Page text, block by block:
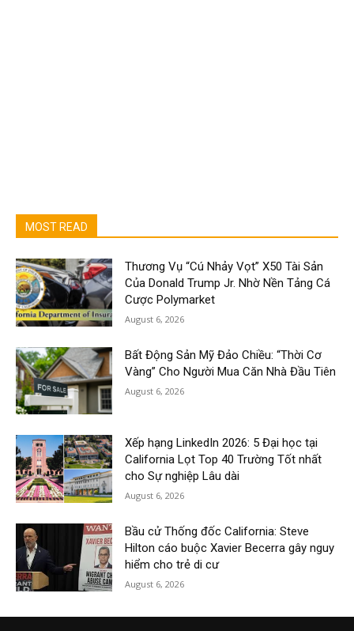
MOST READ
Thương Vụ “Cú Nhảy Vọt” X50 Tài Sản
Của Donald Trump Jr. Nhờ Nền Tảng Cá
Cược Polymarket
August 6, 2026
Bất Động Sản Mỹ Đảo Chiều: “Thời Cơ
Vàng” Cho Người Mua Căn Nhà Đầu Tiên
August 6, 2026
Xếp hạng LinkedIn 2026: 5 Đại học tại
California Lọt Top 40 Trường Tốt nhất
cho Sự nghiệp Lâu dài
August 6, 2026
Bầu cử Thống đốc California: Steve
Hilton cáo buộc Xavier Becerra gây nguy
hiểm cho trẻ di cư
August 6, 2026